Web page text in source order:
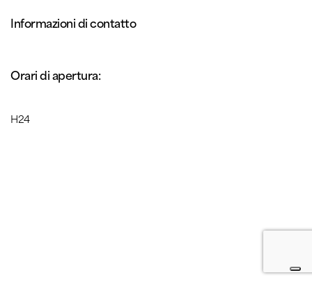
Informazioni di contatto
Orari di apertura:
H24